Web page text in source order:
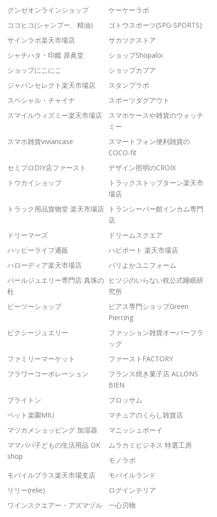
グンゼオンラインショップ
ケーケーラボ
ココヒコ(シャンプー、精油)
ゴトウスポーツ(SPG-SPORTS)
サインラボ楽天市場店
サカツクストア
シャチハタ・印鑑 原眞堂
ショップShopaloi
ショップにこにこ
ショップカプア
ジャパンセレクト楽天市場店
スタンプラボ
スペシャル・チャイナ
スポーツダグアウト
スマイルウィズミー楽天市場店
スマホケースや雑貨のウォッチ
ミー
スマホ雑貨viviancase
スマートフォン便利雑貨の
COCO-fit
セミプロDIY店ファースト
デザイン照明のCROIX
トウカイショップ
トラックストップターン楽天市
場店
トラック用品貨物堂 楽天市場店
トランシーバー館インカム専門
店
ドリーマーズ
ドリームスクエア
ハッピーライフ通販
ハピポート 楽天市場店
ハローディア楽天市場店
バリよかユニフォーム
パールジュエリー専門店 真珠の
杜
ヒツジのいらない枕公式睡眠研
究所
ビーツーショップ
ピアス専門ショップGreen
Piercing
ピクシージュエリー
ファッション雑貨オーバーフラ
ッグ
ファミリーマーケット
ファーストFACTORY
フラワーコーポレーション
フランス焼き菓子店 ALLONS
BIEN
ブライトン
ブロッサム
ペット楽園MIU
マチュアのくらし雑貨店
マツカメショッピング 加湿器
マニッシュボーイ
ママパパ子どもの生活用品 OK
shop
ムラカミビジネス 特選工房
モノラボ
モバイルプラス楽天市場支店
モバイルランド
リリー(relie)
ログインテリア
ワインスクエアー・アズマヅル
一心刃物